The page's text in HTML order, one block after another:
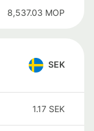
8,537.03 MOP
SEK
1.17 SEK